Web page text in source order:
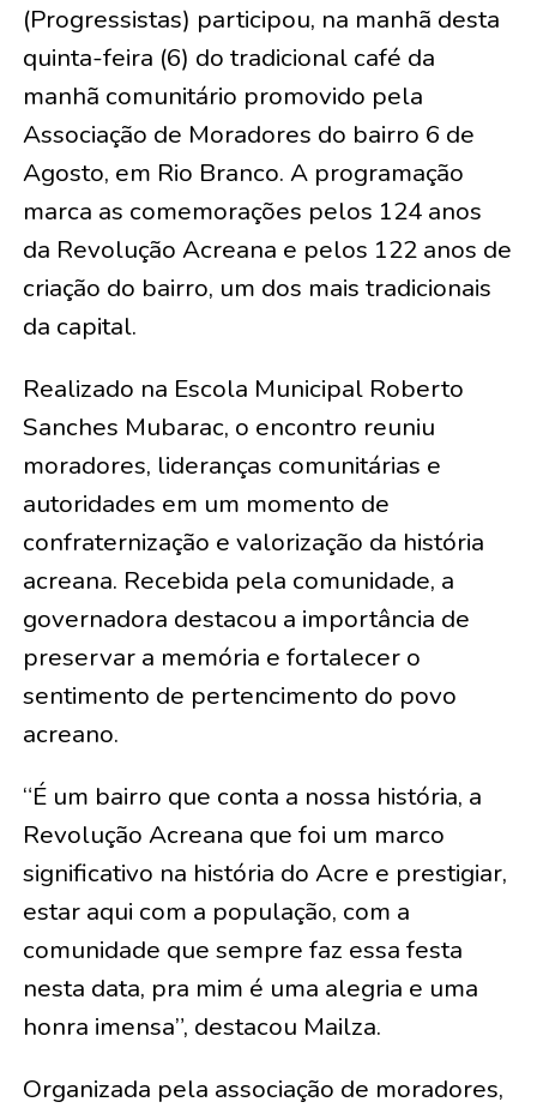
(Progressistas) participou, na manhã desta
quinta-feira (6) do tradicional café da
manhã comunitário promovido pela
Associação de Moradores do bairro 6 de
Agosto, em Rio Branco. A programação
marca as comemorações pelos 124 anos
da Revolução Acreana e pelos 122 anos de
criação do bairro, um dos mais tradicionais
da capital.
Realizado na Escola Municipal Roberto
Sanches Mubarac, o encontro reuniu
moradores, lideranças comunitárias e
autoridades em um momento de
confraternização e valorização da história
acreana. Recebida pela comunidade, a
governadora destacou a importância de
preservar a memória e fortalecer o
sentimento de pertencimento do povo
acreano.
“É um bairro que conta a nossa história, a
Revolução Acreana que foi um marco
significativo na história do Acre e prestigiar,
estar aqui com a população, com a
comunidade que sempre faz essa festa
nesta data, pra mim é uma alegria e uma
honra imensa”, destacou Mailza.
Organizada pela associação de moradores,